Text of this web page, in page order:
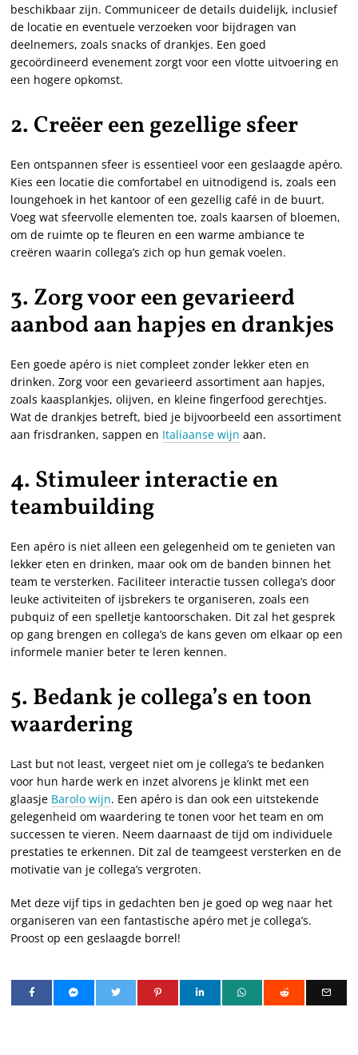
beschikbaar zijn. Communiceer de details duidelijk, inclusief
de locatie en eventuele verzoeken voor bijdragen van
deelnemers, zoals snacks of drankjes. Een goed
gecoördineerd evenement zorgt voor een vlotte uitvoering en
een hogere opkomst.
2. Creëer een gezellige sfeer
Een ontspannen sfeer is essentieel voor een geslaagde apéro.
Kies een locatie die comfortabel en uitnodigend is, zoals een
loungehoek in het kantoor of een gezellig café in de buurt.
Voeg wat sfeervolle elementen toe, zoals kaarsen of bloemen,
om de ruimte op te fleuren en een warme ambiance te
creëren waarin collega’s zich op hun gemak voelen.
3. Zorg voor een gevarieerd
aanbod aan hapjes en drankjes
Een goede apéro is niet compleet zonder lekker eten en
drinken. Zorg voor een gevarieerd assortiment aan hapjes,
zoals kaasplankjes, olijven, en kleine fingerfood gerechtjes.
Wat de drankjes betreft, bied je bijvoorbeeld een assortiment
aan frisdranken, sappen en Italiaanse wijn aan.
4. Stimuleer interactie en
teambuilding
Een apéro is niet alleen een gelegenheid om te genieten van
lekker eten en drinken, maar ook om de banden binnen het
team te versterken. Faciliteer interactie tussen collega’s door
leuke activiteiten of ijsbrekers te organiseren, zoals een
pubquiz of een spelletje kantoorschaken. Dit zal het gesprek
op gang brengen en collega’s de kans geven om elkaar op een
informele manier beter te leren kennen.
5. Bedank je collega’s en toon
waardering
Last but not least, vergeet niet om je collega’s te bedanken
voor hun harde werk en inzet alvorens je klinkt met een
glaasje Barolo wijn. Een apéro is dan ook een uitstekende
gelegenheid om waardering te tonen voor het team en om
successen te vieren. Neem daarnaast de tijd om individuele
prestaties te erkennen. Dit zal de teamgeest versterken en de
motivatie van je collega’s vergroten.
Met deze vijf tips in gedachten ben je goed op weg naar het
organiseren van een fantastische apéro met je collega’s.
Proost op een geslaagde borrel!